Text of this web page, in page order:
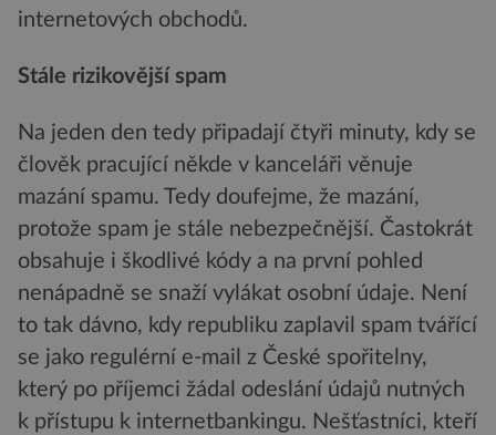
internetových obchodů.
Stále rizikovější spam
Na jeden den tedy připadají čtyři minuty, kdy se
člověk pracující někde v kanceláři věnuje
mazání spamu. Tedy doufejme, že mazání,
protože spam je stále nebezpečnější. Častokrát
obsahuje i škodlivé kódy a na první pohled
nenápadně se snaží vylákat osobní údaje. Není
to tak dávno, kdy republiku zaplavil spam tvářící
se jako regulérní e-mail z České spořitelny,
který po příjemci žádal odeslání údajů nutných
k přístupu k internetbankingu. Nešťastníci, kteří